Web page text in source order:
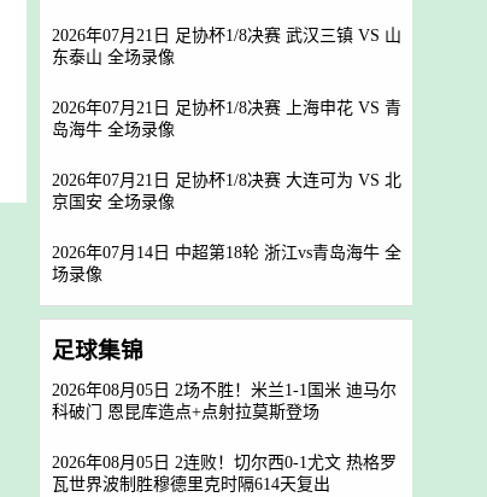
2026年07月21日 足协杯1/8决赛 武汉三镇 VS 山
东泰山 全场录像
2026年07月21日 足协杯1/8决赛 上海申花 VS 青
岛海牛 全场录像
2026年07月21日 足协杯1/8决赛 大连可为 VS 北
京国安 全场录像
2026年07月14日 中超第18轮 浙江vs青岛海牛 全
场录像
足球集锦
2026年08月05日 2场不胜！米兰1-1国米 迪马尔
科破门 恩昆库造点+点射拉莫斯登场
2026年08月05日 2连败！切尔西0-1尤文 热格罗
瓦世界波制胜穆德里克时隔614天复出